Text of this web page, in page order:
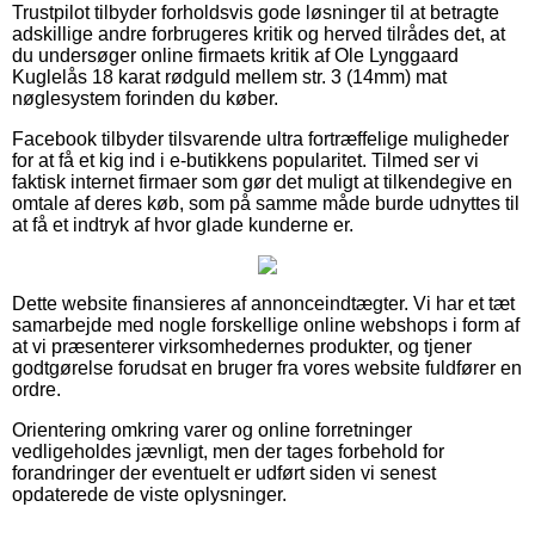
Trustpilot tilbyder forholdsvis gode løsninger til at betragte
adskillige andre forbrugeres kritik og herved tilrådes det, at
du undersøger online firmaets kritik af Ole Lynggaard
Kuglelås 18 karat rødguld mellem str. 3 (14mm) mat
nøglesystem forinden du køber.
Facebook tilbyder tilsvarende ultra fortræffelige muligheder
for at få et kig ind i e-butikkens popularitet. Tilmed ser vi
faktisk internet firmaer som gør det muligt at tilkendegive en
omtale af deres køb, som på samme måde burde udnyttes til
at få et indtryk af hvor glade kunderne er.
Dette website finansieres af annonceindtægter. Vi har et tæt
samarbejde med nogle forskellige online webshops i form af
at vi præsenterer virksomhedernes produkter, og tjener
godtgørelse forudsat en bruger fra vores website fuldfører en
ordre.
Orientering omkring varer og online forretninger
vedligeholdes jævnligt, men der tages forbehold for
forandringer der eventuelt er udført siden vi senest
opdaterede de viste oplysninger.